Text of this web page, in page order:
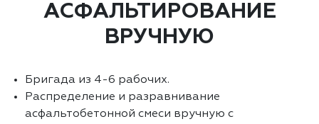
АСФАЛЬТИРОВАНИЕ
ВРУЧНУЮ
Бригада из 4-6 рабочих.
Распределение и разравнивание
асфальтобетонной смеси вручную с